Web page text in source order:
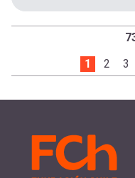
Página
1 Page
2 3